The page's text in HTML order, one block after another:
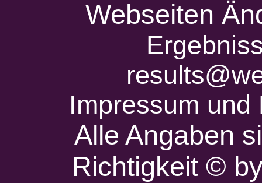
Webseiten
Impressum
Alle Angaben
Richtigkeit ©